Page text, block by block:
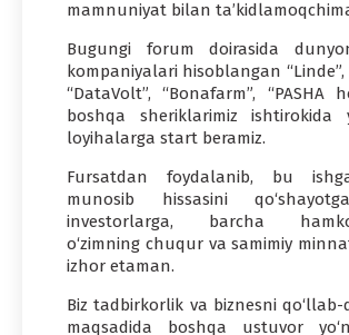
mamnuniyat bilan
Bugungi forum doirasida
kompaniyalari hisoblangan “Linde”,
“DataVolt”, “Bonafarm”, “PASHA
boshqa sheriklarimiz ishtirokida
loyihalarga start beramiz.
Fursatdan foydalanib, bu
munosib hissasini
investorlarga, barcha
o‘zimning chuqur va samimiy
izhor etaman.
Biz tadbirkorlik va biznesni
maqsadida boshqa ustuvor